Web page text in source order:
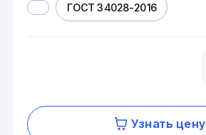
ГОСТ 34028-2016
Узнать цену